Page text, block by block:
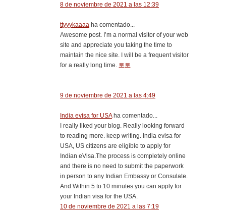
8 de noviembre de 2021 a las 12:39
ttyyykaaaa ha comentado...
Awesome post. I’m a normal visitor of your web
site and appreciate you taking the time to
maintain the nice site. I will be a frequent visitor
for a really long time.
토토
9 de noviembre de 2021 a las 4:49
India evisa for USAha comentado...
I really liked your blog. Really looking forward
to reading more. keep writing. India evisa for
USA, US citizens are eligible to apply for
Indian eVisa.The process is completely online
and there is no need to submit the paperwork
in person to any Indian Embassy or Consulate.
And Within 5 to 10 minutes you can apply for
your Indian visa for the USA.
10 de noviembre de 2021 a las 7:19